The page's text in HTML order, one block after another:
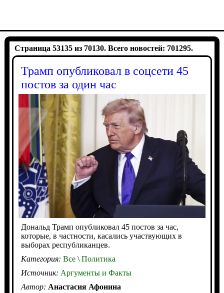
Страница 53135 из 70130. Всего новостей: 701295.
Трамп опубликовал в соцсети 45
постов за один час
Дональд Трамп опубликовал 45 постов за час,
которые, в частности, касались участвующих в
выборах республиканцев.
Категория: Все\Политика
Источник: Аргументы и Факты
Автор: Анастасия Афонина